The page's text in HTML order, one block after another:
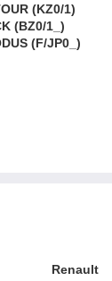
(KZ0/1)
(BZ0/1_)
(F/JP0_)
Renault